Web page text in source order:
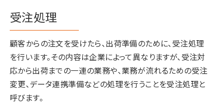
受注処理
顧客からの注文を受けたら、出荷準備のために、受注処理
を行います。その内容は企業によって異なりますが、受注対
応から出荷までの一連の業務や、業務が流れるための受注
変更、データ連携準備などの処理を行うことを受注処理と
呼びます。